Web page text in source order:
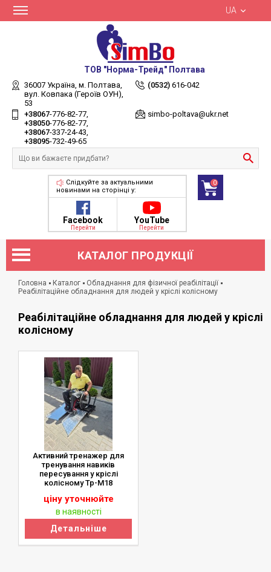
UA
ТОВ "Норма-Трейд" Полтава
36007 Україна, м. Полтава,
вул. Ковпака (Героїв ОУН),
53
(0532) 616-042
+38067-776-82-77
+38050-776-82-77
+38067-337-24-43
+38095-732-49-65
simbo-poltava@ukr.net
Слідкуйте за актуальними
новинами на сторінці у:
Facebook
Перейти
YouTube
Перейти
0
Головна Каталог
Обладнання для фізичної реабілітації
Реабілітаційне обладнання для людей у кріслі колісному
Реабілітаційне обладнання для людей у кріслі
колісному
Активний тренажер для
тренування навиків
пересування у кріслі
колісному Тр-М18
ціну уточнюйте
в наявності
Детальніше
КАТАЛОГ ПРОДУКЦІЇ